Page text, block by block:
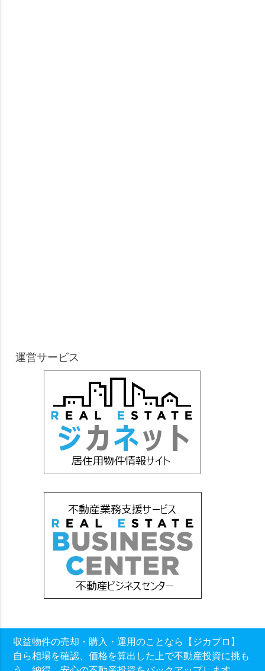
運営サービス
収益物件の売却・購入・運用のことなら【ジカプロ】
自ら相場を確認、価格を算出した上で不動産投資に挑も